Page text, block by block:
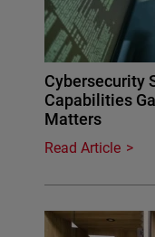
Cybersecurity
Capabilities
Matters
Read Article